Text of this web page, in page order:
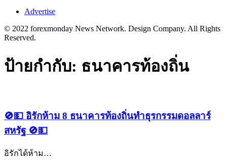
Advertise
© 2022 forexmonday News Network. Design Company. All Rights
Reserved.
ป้ายกำกับ: ธนาคารท้องถิ่น
🚫💵 อิรักห้าม 8 ธนาคารท้องถิ่นทำธุรกรรมดอลลาร์
สหรัฐ 🚫💵
อิรักได้ห้าม…